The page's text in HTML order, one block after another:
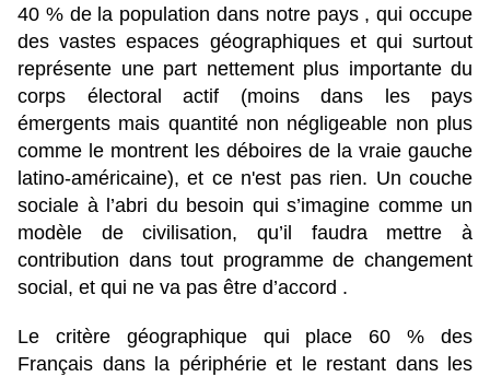
40 % de la population dans notre pays , qui occupe
des vastes espaces géographiques et qui surtout
représente une part nettement plus importante du
corps électoral actif (moins dans les pays
émergents mais quantité non négligeable non plus
comme le montrent les déboires de la vraie gauche
latino-américaine), et ce n'est pas rien. Un couche
sociale à l’abri du besoin qui s’imagine comme un
modèle de civilisation, qu’il faudra mettre à
contribution dans tout programme de changement
social, et qui ne va pas être d’accord .
Le critère géographique qui place 60 % des
Français dans la périphérie et le restant dans les